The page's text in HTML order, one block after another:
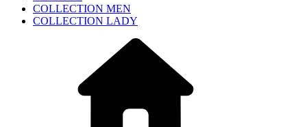
COLLECTION MEN
COLLECTION LADY